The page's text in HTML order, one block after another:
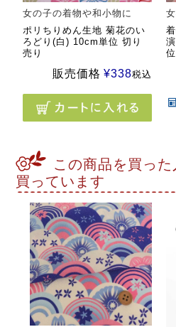
女の子の着物や和小物に
ポリちりめん生地 菊花のい
ろどり(白) 10cm単位 切り
売り
販売価格 ¥338税込
この商品を買っ
買っています